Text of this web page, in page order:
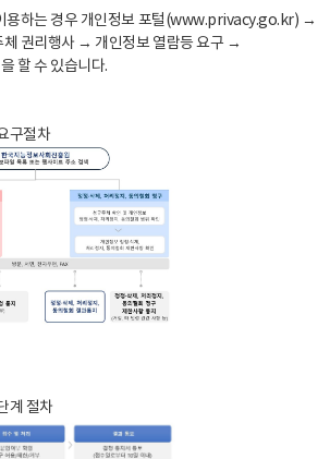
용하는 경우 개인정보 포털(www.privacy.go.kr) →
체 권리행사 → 개인정보 열람등 요구 →
할 수 있습니다.
구절차
계 절차